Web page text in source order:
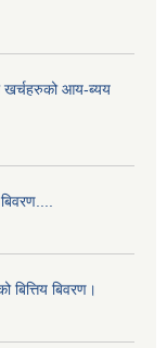
खर्चहरुको आय-ब्यय
बिवरण।